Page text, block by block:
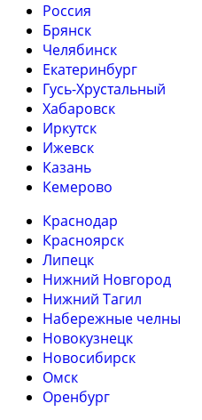
Россия
Брянск
Челябинск
Екатеринбург
Гусь-Хрустальный
Хабаровск
Иркутск
Ижевск
Казань
Кемерово
Краснодар
Красноярск
Липецк
Нижний Новгород
Нижний Тагил
Набережные челны
Новокузнецк
Новосибирск
Омск
Оренбург